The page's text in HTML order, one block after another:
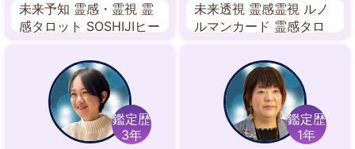
未来予知 霊感・霊視 霊
感タロット SOSHIJIヒー
グ インナーチャイルド
潜在意識
未来透視 霊感霊視 ルノ
ルマンカード 霊感タロ
鑑定歴
3年
鑑定歴
1年